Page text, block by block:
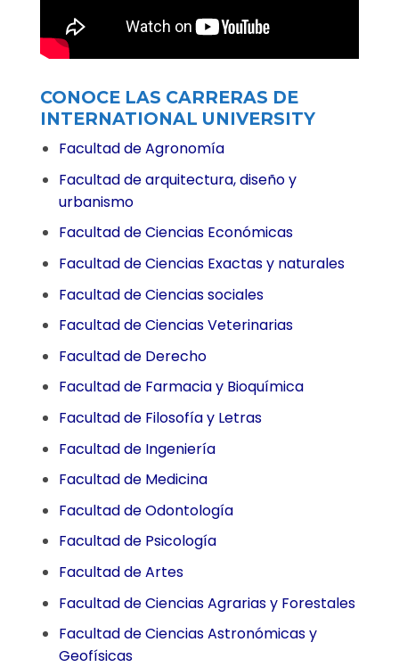
CONOCE LAS CARRERAS DE
INTERNATIONAL UNIVERSITY
Facultad de Agronomía
Facultad de arquitectura, diseño y
urbanismo
Facultad de Ciencias Económicas
Facultad de Ciencias Exactas y naturales
Facultad de Ciencias sociales
Facultad de Ciencias Veterinarias
Facultad de Derecho
Facultad de Farmacia y Bioquímica
Facultad de Filosofía y Letras
Facultad de Ingeniería
Facultad de Medicina
Facultad de Odontología
Facultad de Psicología
Facultad de Artes
Facultad de Ciencias Agrarias y Forestales
Facultad de Ciencias Astronómicas y
Geofísicas